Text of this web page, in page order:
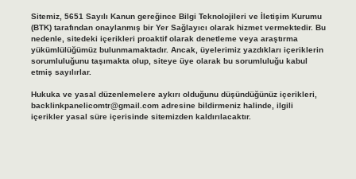
Sitemiz, 5651 Sayılı Kanun gereğince Bilgi Teknolojileri ve İletişim Kurumu
(BTK) tarafından onaylanmış bir Yer Sağlayıcı olarak hizmet vermektedir. Bu
nedenle, sitedeki içerikleri proaktif olarak denetleme veya araştırma
yükümlülüğümüz bulunmamaktadır. Ancak, üyelerimiz yazdıkları içeriklerin
sorumluluğunu taşımakta olup, siteye üye olarak bu sorumluluğu kabul
etmiş sayılırlar.
Hukuka ve yasal düzenlemelere aykırı olduğunu düşündüğünüz içerikleri,
backlinkpanelicomtr@gmail.comadresine bildirmeniz halinde, ilgili
içerikler yasal süre içerisinde sitemizden kaldırılacaktır.